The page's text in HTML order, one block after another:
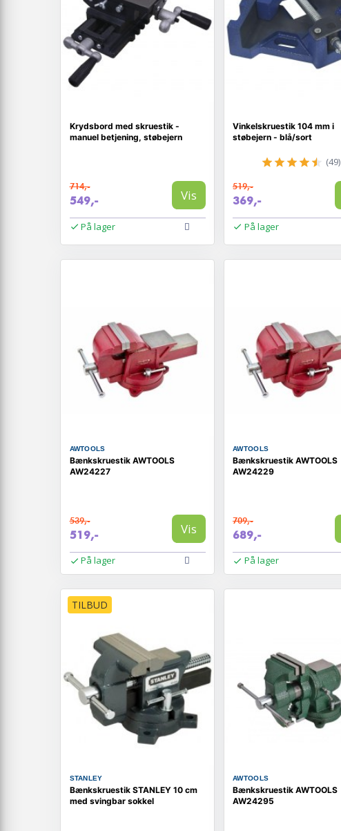
Krydsbord med skruestik -
manuel betjening, støbejern
714,-
549,- Vis
På lager
Vinkelskruestik 104 mm i
støbejern - blå/sort
(49)
519,-
369,-
På lager
AWTOOLS
Bænkskruestik AWTOOLS
AW24227
539,-
519,- Vis
På lager
AWTOOLS
Bænkskruestik AWTOOLS
AW24229
709,-
689,-
På lager
TILBUD
STANLEY
Bænkskruestik STANLEY 10 cm
med svingbar sokkel
AWTOOLS
Bænkskruestik AWTOOLS
AW24295